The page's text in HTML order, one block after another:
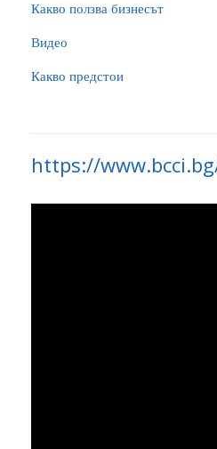
Какво ползва бизнесът
Видео
Какво предстои
https://